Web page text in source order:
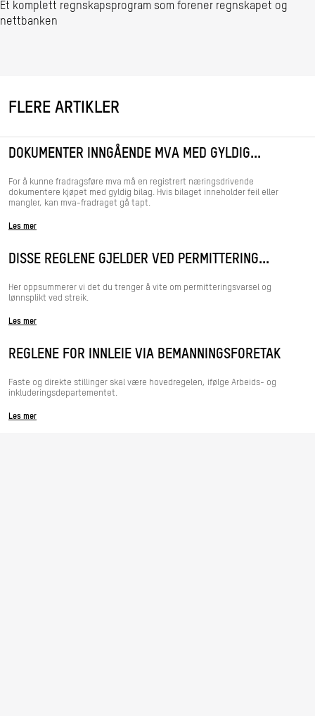
Et komplett regnskapsprogram som forener regnskapet og
nettbanken
FLERE ARTIKLER
DOKUMENTER INNGÅENDE MVA MED GYLDIG...
For å kunne fradragsføre mva må en registrert næringsdrivende
dokumentere kjøpet med gyldig bilag. Hvis bilaget inneholder feil eller
mangler, kan mva-fradraget gå tapt.
Les mer
DISSE REGLENE GJELDER VED PERMITTERING...
Her oppsummerer vi det du trenger å vite om permitteringsvarsel og
lønnsplikt ved streik.
Les mer
REGLENE FOR INNLEIE VIA BEMANNINGSFORETAK
Faste og direkte stillinger skal være hovedregelen, ifølge Arbeids- og
inkluderingsdepartementet.
Les mer